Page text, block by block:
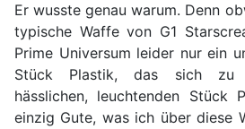
Er wusste genau warum. Denn
typische Waffe von G1
Prime Universum leider nur ein
Stück Plastik, das sich zu
hässlichen, leuchtenden Stück
einzig Gute, was ich über diese